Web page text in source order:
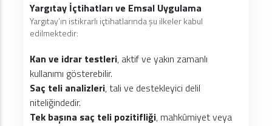
Yargıtay İçtihatları ve Emsal Uygulama
Yargıtay’ın istikrarlı içtihatlarında şu ilkeler kabul
edilmektedir:
Kan ve idrar testleri, aktif ve yakın zamanlı
kullanımı gösterebilir.
Saç teli analizleri, tali ve destekleyici delil
niteliğindedir.
Tek başına saç teli pozitifliği, mahkûmiyet veya